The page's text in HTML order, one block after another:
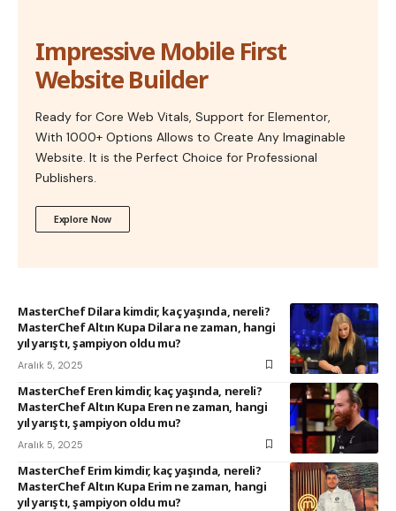
Impressive Mobile First
Website Builder
Ready for Core Web Vitals, Support for Elementor,
With 1000+ Options Allows to Create Any Imaginable
Website. It is the Perfect Choice for Professional
Publishers.
Explore Now
MasterChef Dilara kimdir, kaç yaşında, nereli?
MasterChef Altın Kupa Dilara ne zaman, hangi
yıl yarıştı, şampiyon oldu mu?
Aralık 5, 2025
MasterChef Eren kimdir, kaç yaşında, nereli?
MasterChef Altın Kupa Eren ne zaman, hangi
yıl yarıştı, şampiyon oldu mu?
Aralık 5, 2025
MasterChef Erim kimdir, kaç yaşında, nereli?
MasterChef Altın Kupa Erim ne zaman, hangi
yıl yarıştı, şampiyon oldu mu?